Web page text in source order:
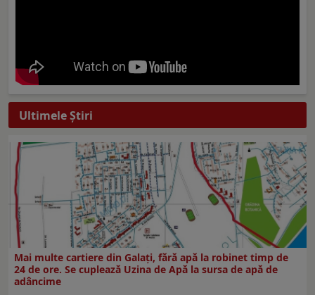
Ultimele Ştiri
Mai multe cartiere din Galați, fără apă la robinet timp de
24 de ore. Se cuplează Uzina de Apă la sursa de apă de
adâncime